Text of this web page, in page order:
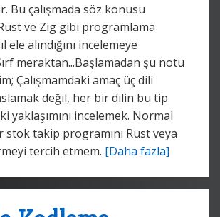
Bu çalışmada söz konusu
ve Zig gibi programlama
ele alındığını incelemeye
meraktan...Başlamadan şu notu
Çalışmamdaki amaç üç dili
değil, her bir dilin bu tip
yaklaşımını incelemek. Normal
takip programını Rust veya
tercih etmem. [Daha fazla]